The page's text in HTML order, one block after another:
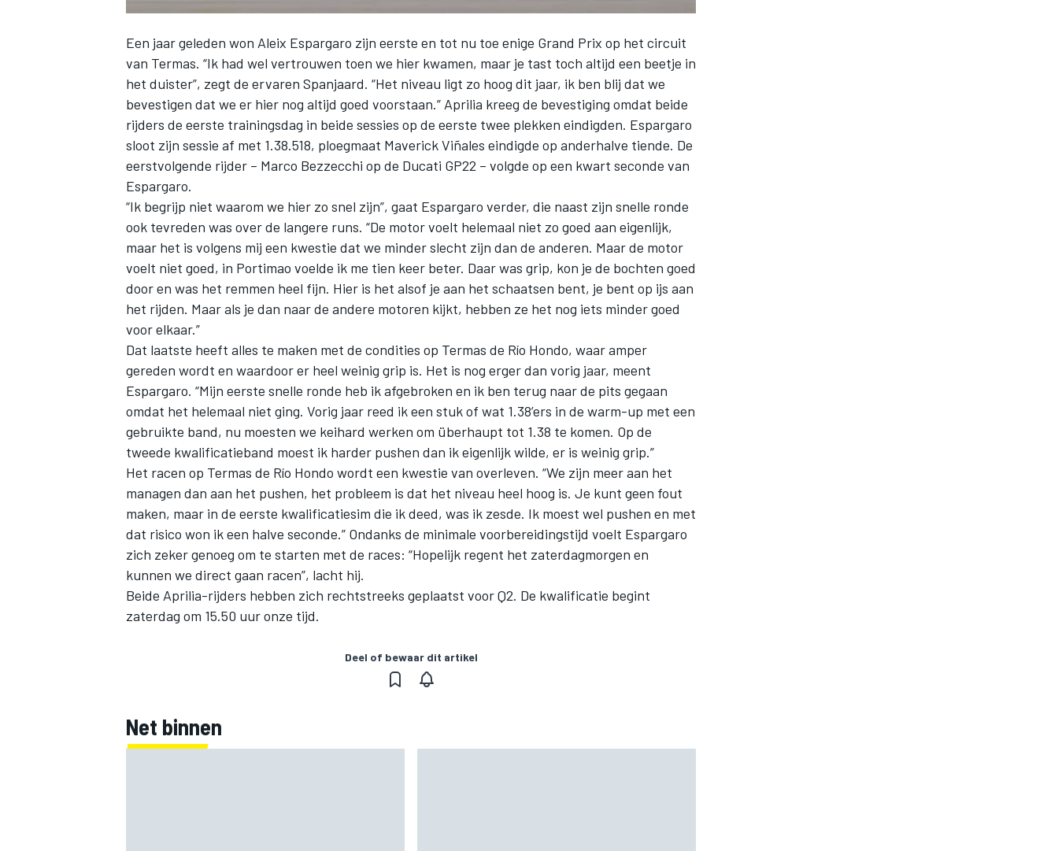
WEC DTM
Een jaar geleden won Aleix Espargaro zijn eerste en tot nu toe enige Grand Prix op het circuit
van Termas. “Ik had wel vertrouwen toen we hier kwamen, maar je tast toch altijd een beetje in
het duister”, zegt de ervaren Spanjaard. “Het niveau ligt zo hoog dit jaar, ik ben blij dat we
bevestigen dat we er hier nog altijd goed voorstaan.” Aprilia kreeg de bevestiging omdat beide
rijders de eerste trainingsdag in beide sessies op de eerste twee plekken eindigden. Espargaro
sloot zijn sessie af met 1.38.518, ploegmaat Maverick Viñales eindigde op anderhalve tiende. De
eerstvolgende rijder – Marco Bezzecchi op de Ducati GP22 – volgde op een kwart seconde van
Espargaro.
“Ik begrijp niet waarom we hier zo snel zijn”, gaat Espargaro verder, die naast zijn snelle ronde
ook tevreden was over de langere runs. “De motor voelt helemaal niet zo goed aan eigenlijk,
maar het is volgens mij een kwestie dat we minder slecht zijn dan de anderen. Maar de motor
voelt niet goed, in Portimao voelde ik me tien keer beter. Daar was grip, kon je de bochten goed
door en was het remmen heel fijn. Hier is het alsof je aan het schaatsen bent, je bent op ijs aan
het rijden. Maar als je dan naar de andere motoren kijkt, hebben ze het nog iets minder goed
voor elkaar.”
Dat laatste heeft alles te maken met de condities op Termas de Río Hondo, waar amper
gereden wordt en waardoor er heel weinig grip is. Het is nog erger dan vorig jaar, meent
Espargaro. “Mijn eerste snelle ronde heb ik afgebroken en ik ben terug naar de pits gegaan
omdat het helemaal niet ging. Vorig jaar reed ik een stuk of wat 1.38’ers in de warm-up met een
gebruikte band, nu moesten we keihard werken om überhaupt tot 1.38 te komen. Op de
tweede kwalificatieband moest ik harder pushen dan ik eigenlijk wilde, er is weinig grip.”
Het racen op Termas de Río Hondo wordt een kwestie van overleven. “We zijn meer aan het
managen dan aan het pushen, het probleem is dat het niveau heel hoog is. Je kunt geen fout
maken, maar in de eerste kwalificatiesim die ik deed, was ik zesde. Ik moest wel pushen en met
dat risico won ik een halve seconde.” Ondanks de minimale voorbereidingstijd voelt Espargaro
zich zeker genoeg om te starten met de races: “Hopelijk regent het zaterdagmorgen en
kunnen we direct gaan racen”, lacht hij.
Beide Aprilia-rijders hebben zich rechtstreeks geplaatst voor Q2. De kwalificatie begint
zaterdag om 15.50 uur onze tijd.
Deel of bewaar dit artikel
Net binnen